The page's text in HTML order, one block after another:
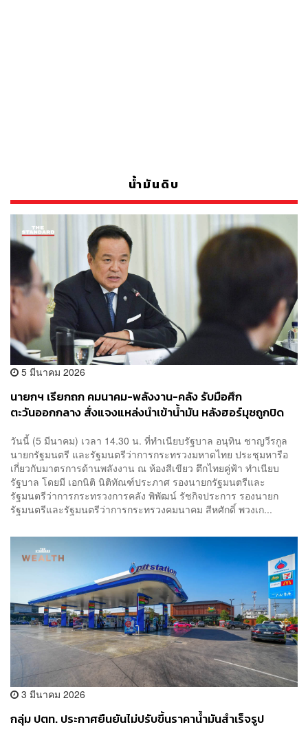
น้ำมันดิบ
5 มีนาคม 2026
นายกฯ เรียกถก คมนาคม-พลังงาน-คลัง รับมือศึก
ตะวันออกกลาง สั่งแจงแหล่งนำเข้าน้ำมัน หลังฮอร์มุซถูกปิด
วันนี้ (5 มีนาคม) เวลา 14.30 น. ที่ทำเนียบรัฐบาล อนุทิน ชาญวีรกูล
นายกรัฐมนตรี และรัฐมนตรีว่าการกระทรวงมหาดไทย ประชุมหารือ
เกี่ยวกับมาตรการด้านพลังงาน ณ ห้องสีเขียว ตึกไทยคู่ฟ้า ทำเนียบ
รัฐบาล โดยมี เอกนิติ นิติทัณฑ์ประภาศ รองนายกรัฐมนตรีและ
รัฐมนตรีว่าการกระทรวงการคลัง พิพัฒน์ รัชกิจประการ รองนายก
รัฐมนตรีและรัฐมนตรีว่าการกระทรวงคมนาคม สีหศักดิ์ พวงเก...
3 มีนาคม 2026
กลุ่ม ปตท. ประกาศยืนยันไม่ปรับขึ้นราคาน้ำมันสำเร็จรูป